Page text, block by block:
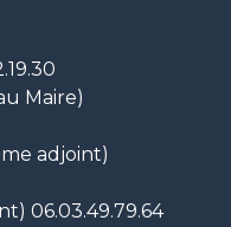
Maire)
adjoint)
06.03.49.79.64